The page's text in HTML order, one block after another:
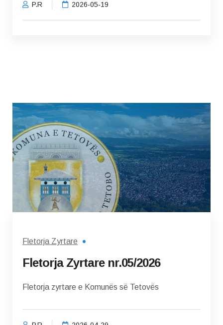
P.R 2026-05-19
Fletorja Zyrtare
Fletorja Zyrtare nr.05/2026
Fletorja zyrtare e Komunës së Tetovës